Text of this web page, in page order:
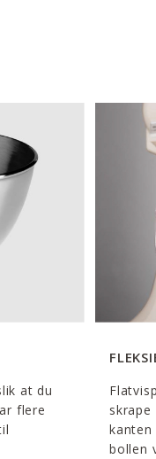
at du
flere
bollen